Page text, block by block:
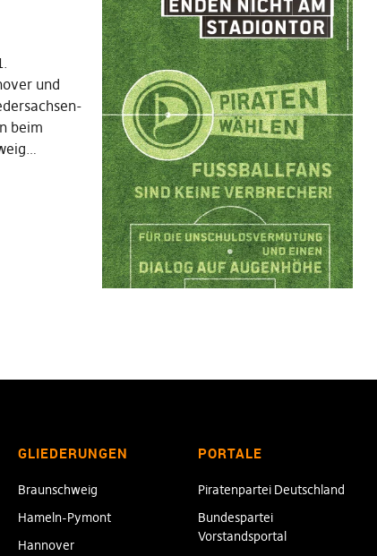
und
beim
GLIEDERUNGEN
Braunschweig
Hameln-Pymont
Hannover
PORTALE
Piratenpartei Deutschland
Bundespartei
Vorstandsportal